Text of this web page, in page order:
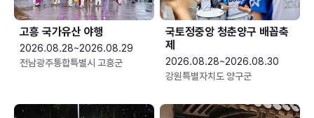
고흥 국가유산 야행
2026.08.28~2026.08.29
전남광주통합특별시 고흥군
국토정중앙 청춘양구 배꼽축
제
2026.08.28~2026.08.30
강원특별자치도 양구군